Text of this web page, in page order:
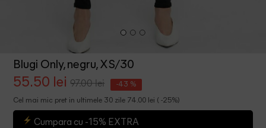
Blugi Only, negru, XS/30
55.50 lei 97.00 lei -43 %
Cel mai mic pret in ultimele 30 zile 74.00 lei ( -25%)
Cumpara cu -15% EXTRA